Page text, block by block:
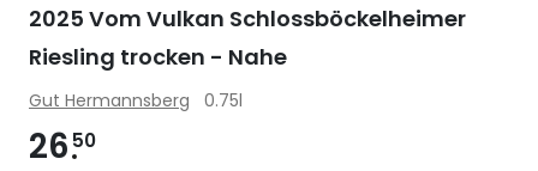
2025 Vom Vulkan Schlossböckelheimer
Riesling trocken - Nahe
Gut Hermannsberg 0.75l
26 50